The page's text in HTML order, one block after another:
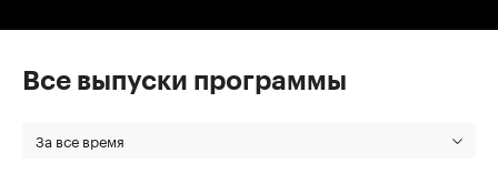
Все выпуски программы
За все время